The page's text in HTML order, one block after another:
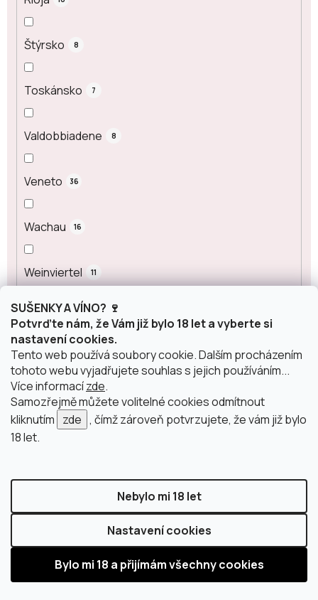
SUŠENKY A VÍNO? 🍷
Potvrďte nám, že Vám již bylo 18 let a vyberte si
nastavení cookies.
Tento web používá soubory cookie. Dalším procházením
tohoto webu vyjadřujete souhlas s jejich používáním...
Více informacízde.
Samozřejmě můžete volitelné cookies odmítnout
kliknutím zde , čímž zároveň potvrzujete, že vám již bylo
18 let.
Nebylo mi 18 let
Nastavení cookies
Štýrsko 8
Toskánsko 7
Valdobbiadene 8
Veneto 36
Wachau 16
Weinviertel 11
Penedes
La Mancha
Classico 3
Alsasko 2